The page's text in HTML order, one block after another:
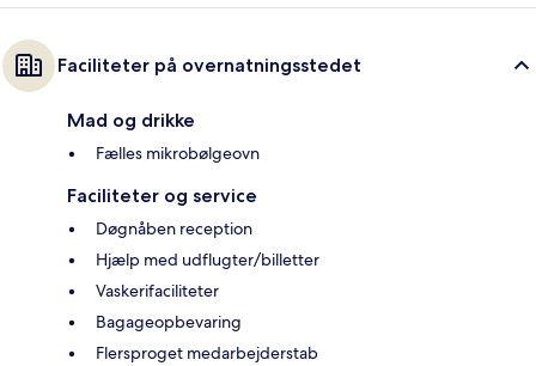
Faciliteter på overnatningsstedet
Mad og drikke
Fælles mikrobølgeovn
Faciliteter og service
Døgnåben reception
Hjælp med udflugter/billetter
Vaskerifaciliteter
Bagageopbevaring
Flersproget medarbejderstab